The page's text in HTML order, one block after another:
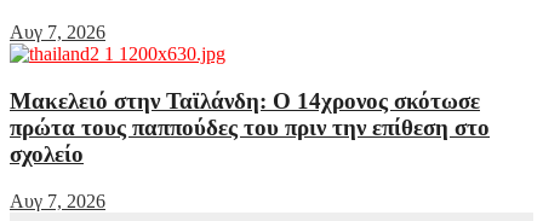
Αυγ 7, 2026
Μακελειό στην Ταϊλάνδη: Ο 14χρονος σκότωσε
πρώτα τους παππούδες του πριν την επίθεση στο
σχολείο
Αυγ 7, 2026